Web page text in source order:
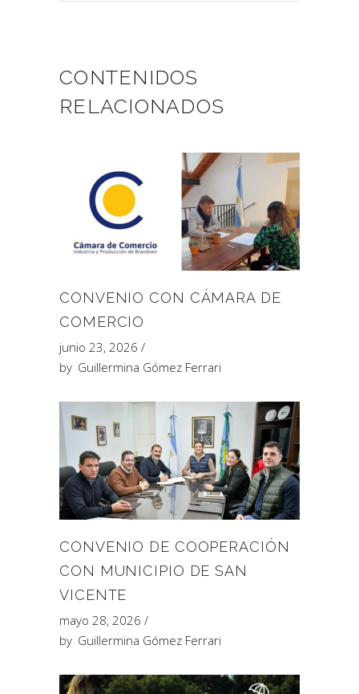
CONTENIDOS
RELACIONADOS
CONVENIO CON CÁMARA DE
COMERCIO
junio 23, 2026
by Guillermina Gómez Ferrari
CONVENIO DE COOPERACIÓN
CON MUNICIPIO DE SAN
VICENTE
mayo 28, 2026
by Guillermina Gómez Ferrari